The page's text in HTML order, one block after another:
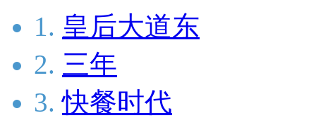
1. 皇后大道东
2. 三年
3. 快餐时代